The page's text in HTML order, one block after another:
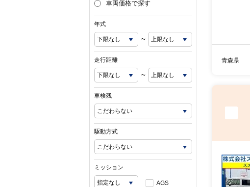
車両価格で探す
年式
~
走行距離
~
車検残
駆動方式
ミッション
AGS
青森県